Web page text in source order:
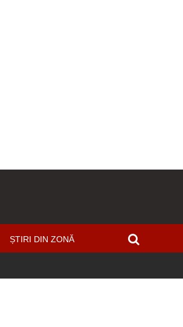
ȘTIRI DIN ZONĂ